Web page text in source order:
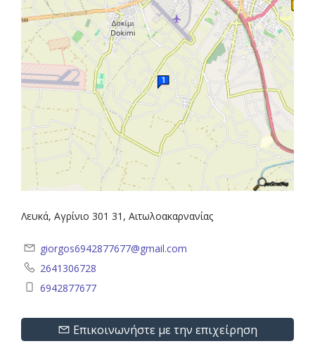
Λευκά, Αγρίνιο 301 31, Αιτωλοακαρνανίας
giorgos6942877677@gmail.com
2641306728
6942877677
Επικοινωνήστε με την επιχείρηση